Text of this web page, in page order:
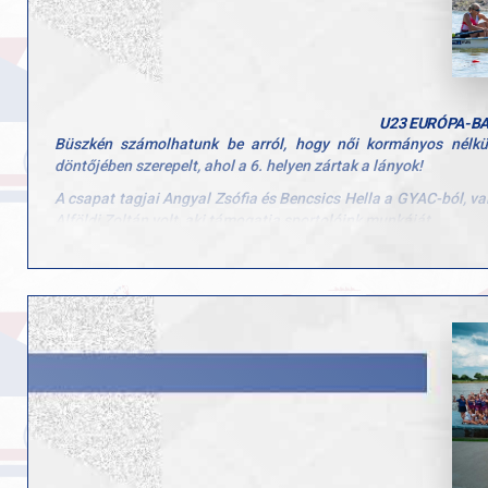
U23 EURÓPA-
Büszkén számolhatunk be arról, hogy női kormányos
döntőjében szerepelt, ahol a 6. helyen zártak a lányok!
A csapat tagjai Angyal Zsófia és Bencsics Hella a GYAC-ból,
Alföldi Zoltán volt, aki támogatja sportolóink munkáját.
kívánunk a folytatáshoz!